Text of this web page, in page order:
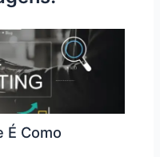
É Como